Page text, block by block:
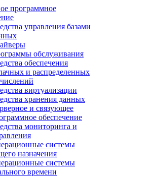
программное
управления базами
обслуживания
обеспечения
и распределенных
виртуализации
хранения данных
и связующее
обеспечение
мониторинга и
системы
назначения
системы
времени